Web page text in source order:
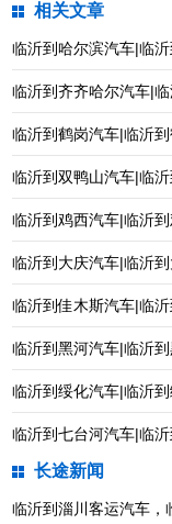
相关文章
临沂到哈尔滨汽车|临
临沂到齐齐哈尔汽车|
临沂到鹤岗汽车|临沂
临沂到双鸭山汽车|临
临沂到鸡西汽车|临沂
临沂到大庆汽车|临沂
临沂到佳木斯汽车|临
临沂到黑河汽车|临沂
临沂到绥化汽车|临沂
临沂到七台河汽车|临
长途新闻